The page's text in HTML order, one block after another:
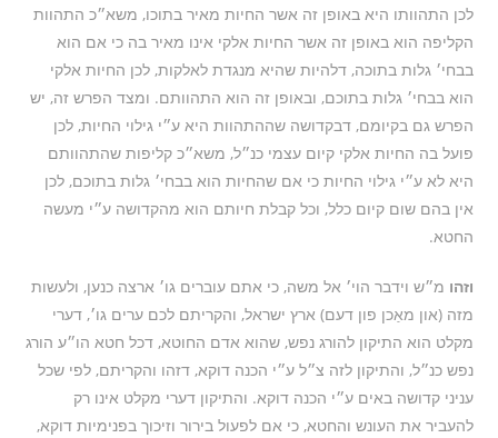
לכן התהוותו היא באופן זה אשר החיות מאיר בתוכו, משא״כ התהוות
הקליפה הוא באופן זה אשר החיות אלקי אינו מאיר בה כי אם הוא
בבחי׳ גלות בתוכה, דלהיות שהיא מנגדת לאלקות, לכן החיות אלקי
הוא בבחי׳ גלות בתוכם, ובאופן זה הוא התהוותם. ומצד הפרש זה, יש
הפרש גם בקיומם, דבקדושה שההתהוות היא ע״י גילוי החיות, לכן
פועל בה החיות אלקי קיום עצמי כנ״ל, משא״כ קליפות שהתהוותם
היא לא ע״י גילוי החיות כי אם שהחיות הוא בבחי׳ גלות בתוכם, לכן
אין בהם שום קיום כלל, וכל קבלת חיותם הוא מהקדושה ע״י מעשה
החטא.
וזהו מ״ש וידבר הוי׳ אל משה, כי אתם עוברים גו׳ ארצה כנען, ולעשות
מזה (און מאַכן פון דעם) ארץ ישראל, והקריתם לכם ערים גו׳, דערי
מקלט הוא התיקון להורג נפש, שהוא אדם החוטא, דכל חטא הו״ע הורג
נפש כנ״ל, והתיקון לזה צ״ל ע״י הכנה דוקא, דזהו והקריתם, לפי שכל
עניני קדושה באים ע״י הכנה דוקא. והתיקון דערי מקלט אינו רק
להעביר את העונש והחטא, כי אם לפעול בירור וזיכוך בפנימיות דוקא,